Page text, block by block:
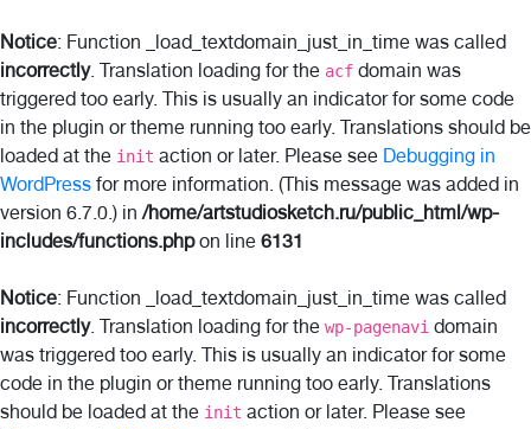
Notice: Function _load_textdomain_just_in_time was called
incorrectly. Translation loading for the acf domain was
triggered too early. This is usually an indicator for some code
in the plugin or theme running too early. Translations should be
loaded at the init action or later. Please see Debugging in
WordPress for more information. (This message was added in
version 6.7.0.) in/home/artstudiosketch.ru/public_html/wp-
includes/functions.phpon line 6131
Notice: Function _load_textdomain_just_in_time was called
incorrectly. Translation loading for the wp-pagenavi domain
was triggered too early. This is usually an indicator for some
code in the plugin or theme running too early. Translations
should be loaded at the init action or later. Please see